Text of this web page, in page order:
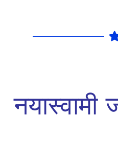
नयास्वामी